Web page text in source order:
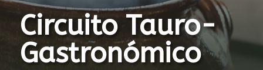
Circuito Tauro-
Gastronómico